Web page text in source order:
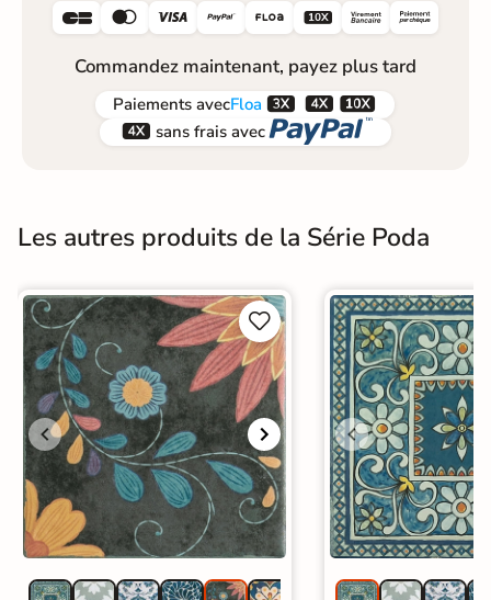
     
Commandez maintenant, payez plus tard
Paiements avecFloa  
 sans frais avec 
Les autres produits de la Série Poda

